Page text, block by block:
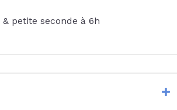
petite seconde à 6h